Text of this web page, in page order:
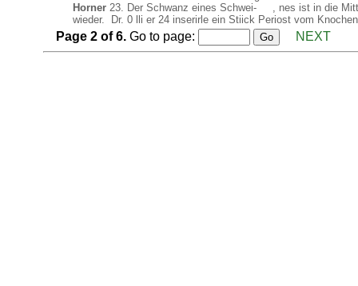
Horner23. Der Schwanz eines Schwei- , nes ist in die
wieder. Dr. 0 lli er 24 inserirle ein Stiick Periost vom
Page 2of6.Go to page: NEXT